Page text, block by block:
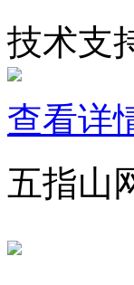
技术支
查看详
五指山